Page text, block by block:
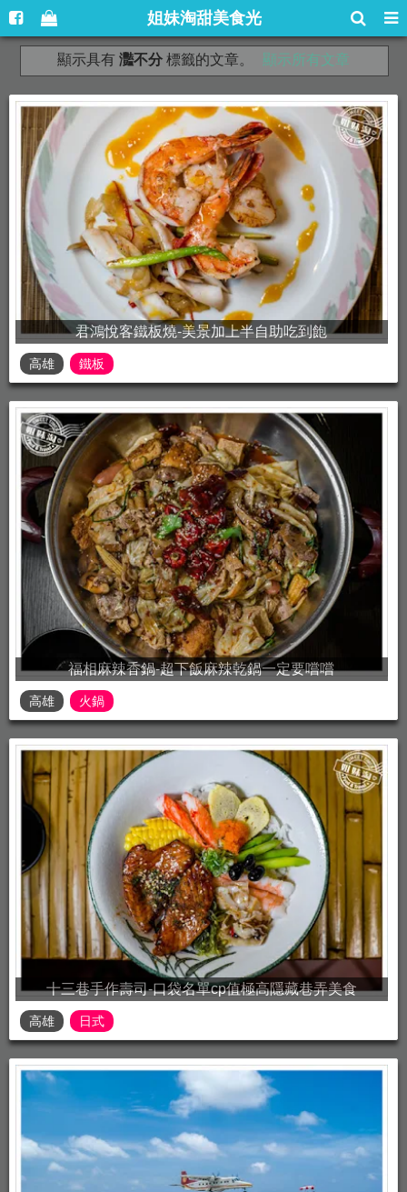
姐妹淘甜美食光
顯示具有 灩不分標籤的文章。 顯示所有文章
君鴻悅客鐵板燒-美景加上半自助吃到飽
高雄 鐵板
福相麻辣香鍋-超下飯麻辣乾鍋一定要嚐嚐
高雄 火鍋
十三巷手作壽司-口袋名單cp值極高隱藏巷弄美食
高雄 日式